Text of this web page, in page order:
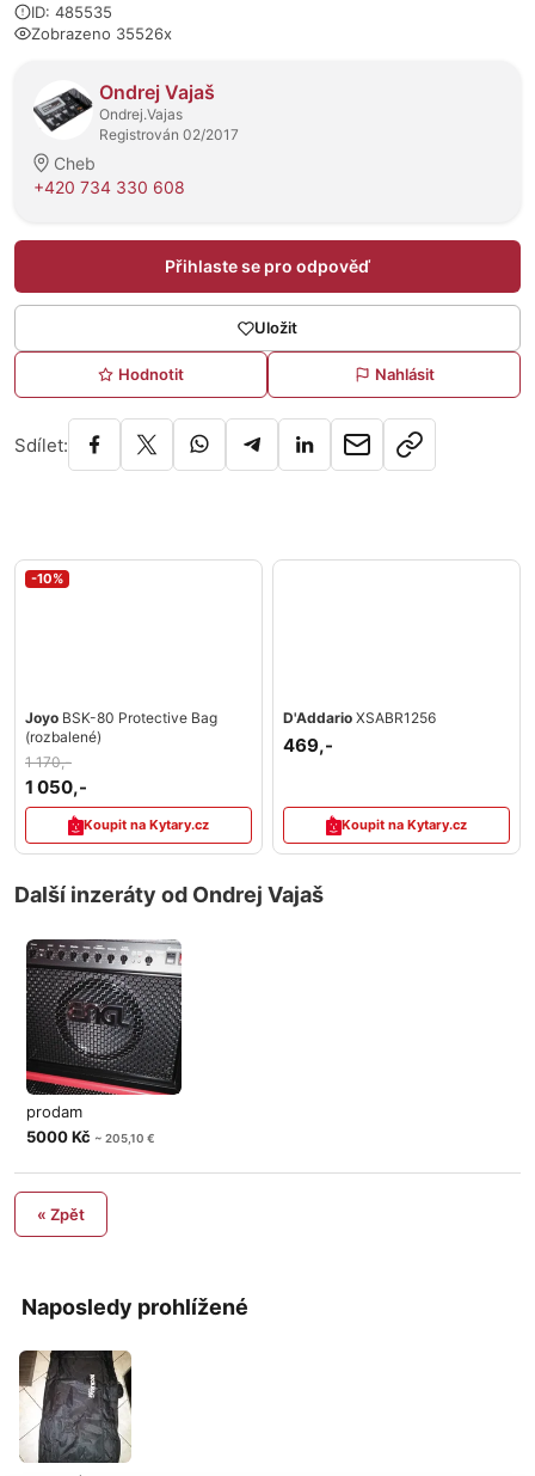
Naposledy prohlížené
ID: 485535
Zobrazeno 35526x
Ondrej Vajaš
Ondrej.Vajas
Registrován 02/2017
Cheb
+420 734 330 608
Přihlaste se pro odpověď
Uložit
Hodnotit Nahlásit
Sdílet:
-10%
Joyo BSK-80 Protective Bag
(rozbalené)
1 170,-
1 050,-
Koupit na Kytary.cz
D'Addario XSABR1256
469,-
Koupit na Kytary.cz
Další inzeráty od Ondrej Vajaš
prodam
5000 Kč ~ 205,10 €
« Zpět